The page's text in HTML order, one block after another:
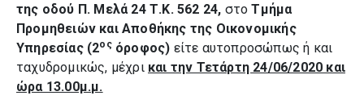
της οδού Π. Μελά 24 Τ.Κ. 562 24, στοΤμήμα
Προμηθειών και Αποθήκης της Οικονομικής
Υπηρεσίας (2οςόροφος) είτε αυτοπροσώπως ή και
ταχυδρομικώς, μέχρι και την Τετάρτη 24/06/2020 και
ώρα 13.00μ.μ.